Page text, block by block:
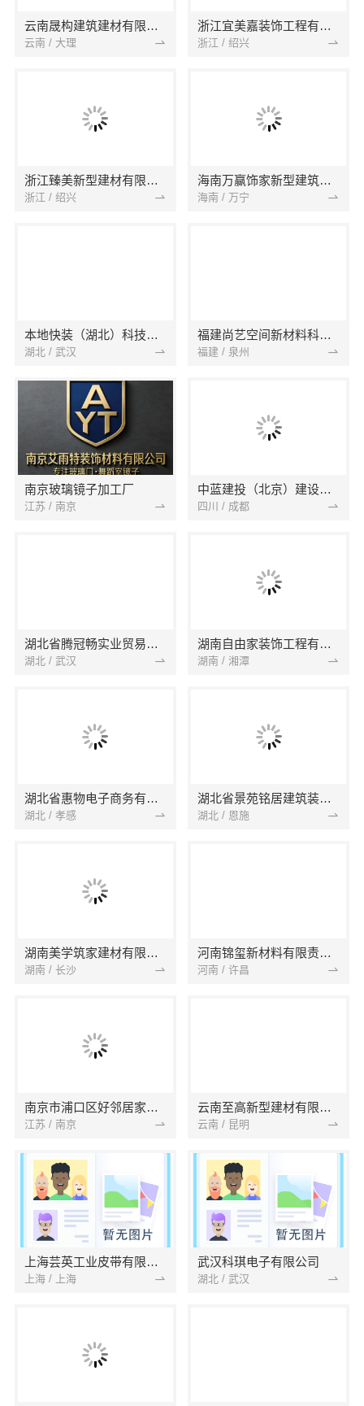
云南晟构建筑建材有限公司
云南 / 大理
浙江宜美嘉装饰工程有限公司
浙江 / 绍兴
浙江臻美新型建材有限公司
浙江 / 绍兴
海南万赢饰家新型建筑材料有限公司
海南 / 万宁
本地快装（湖北）科技有限公司
湖北 / 武汉
福建尚艺空间新材料科技有限公司
福建 / 泉州
南京玻璃镜子加工厂
江苏 / 南京
中蓝建投（北京）建设有限公司四川第一分公司
四川 / 成都
湖北省腾冠畅实业贸易有限公司
湖北 / 武汉
湖南自由家装饰工程有限公司
湖南 / 湘潭
湖北省惠物电子商务有限公司
湖北 / 孝感
湖北省景苑铭居建筑装饰有限公司
湖北 / 恩施
湖南美学筑家建材有限公司
湖南 / 长沙
河南锦玺新材料有限责任公司
河南 / 许昌
南京市浦口区好邻居家政服务中心
江苏 / 南京
云南至高新型建材有限公司
云南 / 昆明
上海芸英工业皮带有限公司
上海 / 上海
武汉科琪电子有限公司
湖北 / 武汉